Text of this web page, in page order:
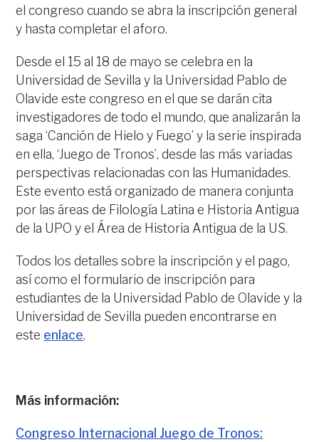
el congreso cuando se abra la inscripción general
y hasta completar el aforo.
Desde el 15 al 18 de mayo se celebra en la
Universidad de Sevilla y la Universidad Pablo de
Olavide este congreso en el que se darán cita
investigadores de todo el mundo, que analizarán la
saga ‘Canción de Hielo y Fuego’ y la serie inspirada
en ella, ‘Juego de Tronos’, desde las más variadas
perspectivas relacionadas con las Humanidades.
Este evento está organizado de manera conjunta
por las áreas de Filología Latina e Historia Antigua
de la UPO y el Área de Historia Antigua de la US.
Todos los detalles sobre la inscripción y el pago,
así como el formulario de inscripción para
estudiantes de la Universidad Pablo de Olavide y la
Universidad de Sevilla pueden encontrarse en
este enlace.
Más información:
Congreso Internacional Juego de Tronos: